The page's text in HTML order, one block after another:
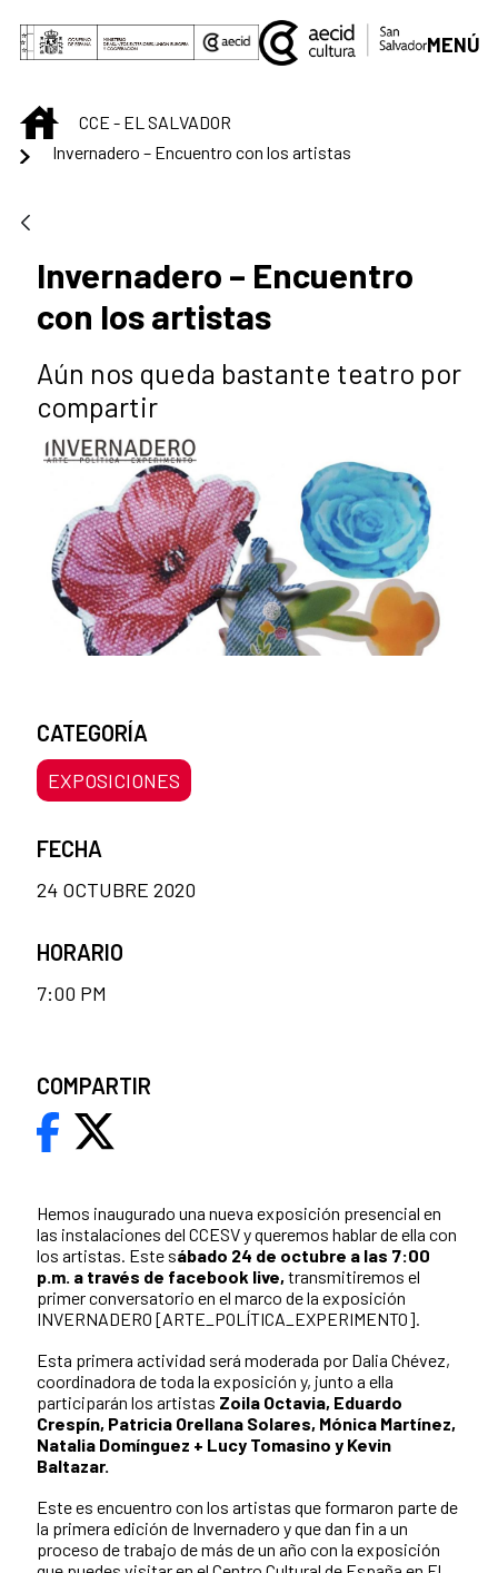
Saltar al contenido principal
MENÚ
INICIOCCE - EL SALVADOR
Invernadero – Encuentro con los artistas
Invernadero – Encuentro
con los artistas
Aún nos queda bastante teatro por
compartir
Hemos inaugurado una nueva exposición presencial en
las instalaciones del CCESV y queremos hablar de ella con
los artistas. Este sábado 24 de octubre a las 7:00
p.m. a través de facebook live, transmitiremos el
primer conversatorio en el marco de la exposición
INVERNADERO [ARTE_POLÍTICA_EXPERIMENTO].
Esta primera actividad será moderada por Dalia Chévez,
coordinadora de toda la exposición y, junto a ella
participarán los artistas Zoila Octavia, Eduardo
Crespín, Patricia Orellana Solares, Mónica Martínez,
Natalia Domínguez + Lucy Tomasino y Kevin
Baltazar.
Este es encuentro con los artistas que formaron parte de
la primera edición de Invernadero y que dan fin a un
proceso de trabajo de más de un año con la exposición
CATEGORÍA
EXPOSICIONES
FECHA
24 OCTUBRE 2020
HORARIO
7:00 PM
COMPARTIR